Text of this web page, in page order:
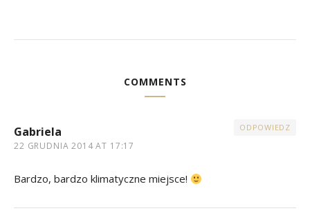
COMMENTS
Gabriela
22 GRUDNIA 2014 AT 17:17
ODPOWIEDZ
Bardzo, bardzo klimatyczne miejsce!